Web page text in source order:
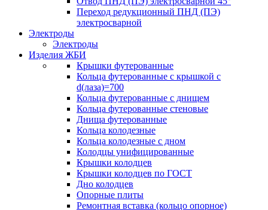
Переход редукционный ПНД (ПЭ)
электросварной
Электроды
Электроды
Изделия ЖБИ
Крышки футерованные
Кольца футерованные с крышкой с
d(лаза)=700
Кольца футерованные с днищем
Кольца футерованные стеновые
Днища футерованные
Кольца колодезные
Кольца колодезные с дном
Колодцы унифицированные
Крышки колодцев
Крышки колодцев по ГОСТ
Дно колодцев
Опорные плиты
Ремонтная вставка (кольцо опорное)